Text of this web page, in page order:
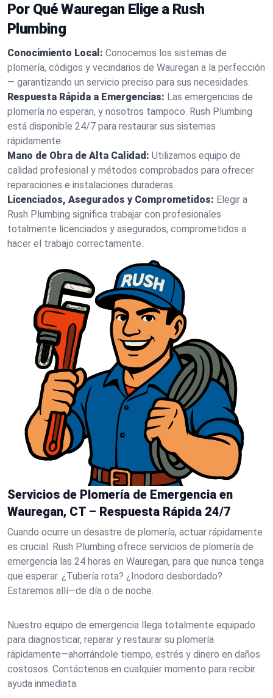
Por Qué Wauregan Elige a Rush
Plumbing
Conocimiento Local: Conocemos los sistemas de
plomería, códigos y vecindarios de Wauregan a la perfección
— garantizando un servicio preciso para sus necesidades.
Respuesta Rápida a Emergencias: Las emergencias de
plomería no esperan, y nosotros tampoco. Rush Plumbing
está disponible 24/7 para restaurar sus sistemas
rápidamente.
Mano de Obra de Alta Calidad: Utilizamos equipo de
calidad profesional y métodos comprobados para ofrecer
reparaciones e instalaciones duraderas.
Licenciados, Asegurados y Comprometidos: Elegir a
Rush Plumbing significa trabajar con profesionales
totalmente licenciados y asegurados, comprometidos a
hacer el trabajo correctamente.
Servicios de Plomería de Emergencia en
Wauregan, CT – Respuesta Rápida 24/7
Cuando ocurre un desastre de plomería, actuar rápidamente
es crucial. Rush Plumbing ofrece servicios de plomería de
emergencia las 24 horas en Wauregan, para que nunca tenga
que esperar. ¿Tubería rota? ¿Inodoro desbordado?
Estaremos allí—de día o de noche.
Nuestro equipo de emergencia llega totalmente equipado
para diagnosticar, reparar y restaurar su plomería
rápidamente—ahorrándole tiempo, estrés y dinero en daños
costosos. Contáctenos en cualquier momento para recibir
ayuda inmediata.